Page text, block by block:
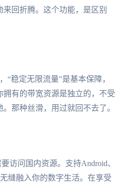
回折腾。这个功能，是区别
稳定无限流量”是基本保障，
拥有的带宽资源是独立的，不受
那种丝滑，用过就回不去了。
访问国内资源。支持Android、
缝融入你的数字生活。在享受